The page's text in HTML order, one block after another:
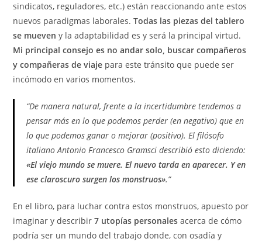
sindicatos, reguladores, etc.) están reaccionando ante estos
nuevos paradigmas laborales.Todas las piezas del tablero
se mueveny la adaptabilidad es y será la principal virtud.
Mi principal consejo es no andar solo, buscar compañeros
y compañeras de viaje para este tránsito que puede ser
incómodo en varios momentos.
“De manera natural, frente a la incertidumbre tendemos a
pensar más en lo que podemos perder (en negativo) que en
lo que podemos ganar o mejorar (positivo). El filósofo
italiano Antonio Francesco Gramsci describió esto diciendo:
«El viejo mundo se muere. El nuevo tarda en aparecer. Y en
ese claroscuro surgen los monstruos».”
En el libro, para luchar contra estos monstruos, apuesto por
imaginar y describir7 utopías personales acerca de cómo
podría ser un mundo del trabajo donde, con osadía y